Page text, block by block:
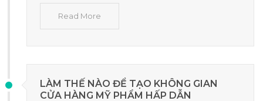
Read More
LÀM THẾ NÀO ĐỂ TẠO KHÔNG GIAN
CỬA HÀNG MỸ PHẨM HẤP DẪN